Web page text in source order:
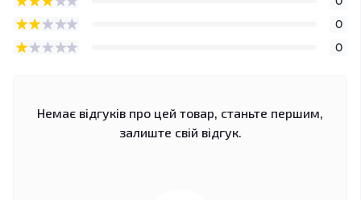
0
0
Немає відгуків про цей товар, станьте першим,
залиште свій відгук.